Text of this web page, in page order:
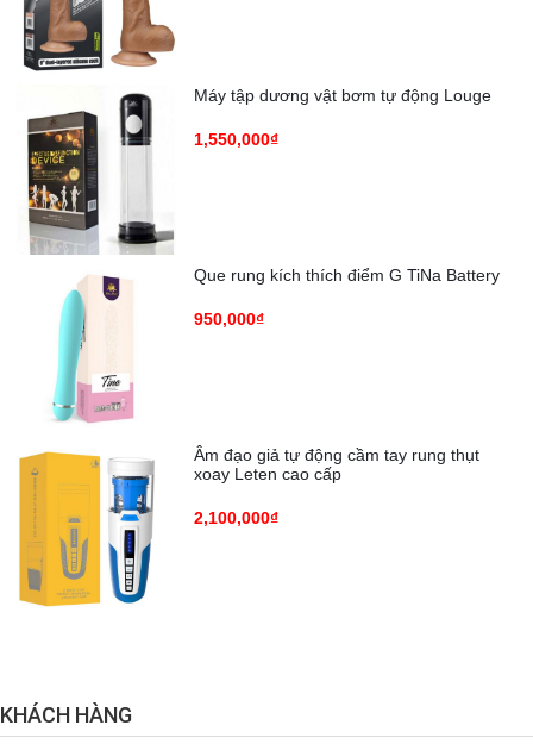
Máy tập dương vật bơm tự động Louge
1,550,000₫
Que rung kích thích điểm G TiNa Battery
950,000₫
Âm đạo giả tự động cầm tay rung thụt
xoay Leten cao cấp
2,100,000₫
KHÁCH HÀNG